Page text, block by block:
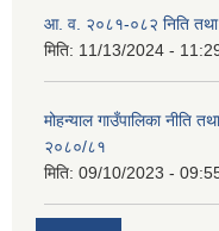
आ. व. २०८१-०८२ निति तथा
मिति: 11/13/2024 -
मोहन्याल गाउँपालिका नीति
२०८०/८१
मिति: 09/10/2023 -